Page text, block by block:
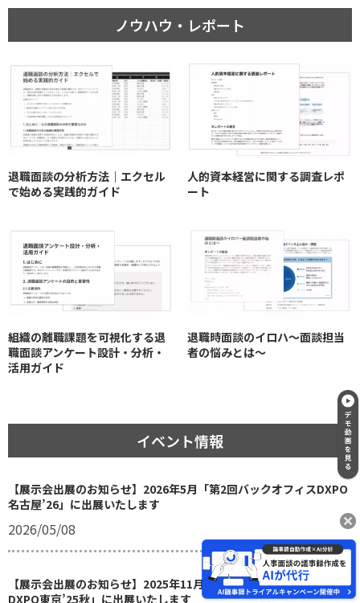
ノウハウ・レポート
退職面談の分析方法｜エクセル
で始める実践的ガイド
人的資本経営に関する調査レポ
ート
組織の離職課題を可視化する退
職面談アンケート設計・分析・
活用ガイド
退職時面談のイロハ〜面談担当
者の悩みとは〜
イベント情報
【展示会出展のお知らせ】2026年5月「第2回バックオフィスDXPO
名古屋’26」に出展いたします
2026/05/08
【展示会出展のお知らせ】2025年11月「第2回バックオフィス
DXPO東京’25秋」に出展いたします